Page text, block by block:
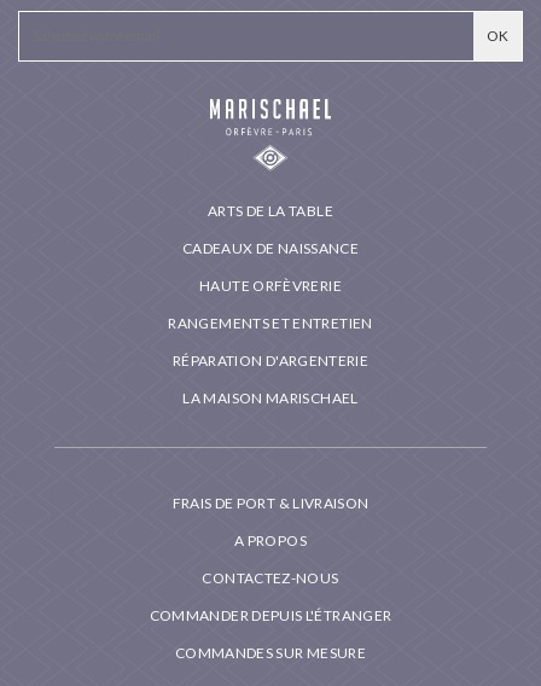
ARTS DE LA TABLE
CADEAUX DE NAISSANCE
HAUTE ORFÈVRERIE
RANGEMENTS ET ENTRETIEN
RÉPARATION D'ARGENTERIE
LA MAISON MARISCHAEL
FRAIS DE PORT & LIVRAISON
A PROPOS
CONTACTEZ-NOUS
COMMANDER DEPUIS L'ÉTRANGER
COMMANDES SUR MESURE